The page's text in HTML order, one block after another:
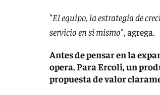
"El equipo, la estrategia de
servicio en sí mismo", agrega.
Antes de pensar en la
opera. Para Ercoli, un
propuesta de valor